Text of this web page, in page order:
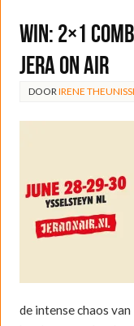
WIN: 2×1
Jera On Air
DOOR IRENE
de intense chaos van